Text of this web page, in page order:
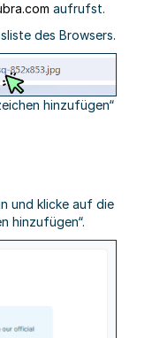
aufrufst.
des Browsers.
hinzufügen“
und klicke auf die
hinzufügen“.